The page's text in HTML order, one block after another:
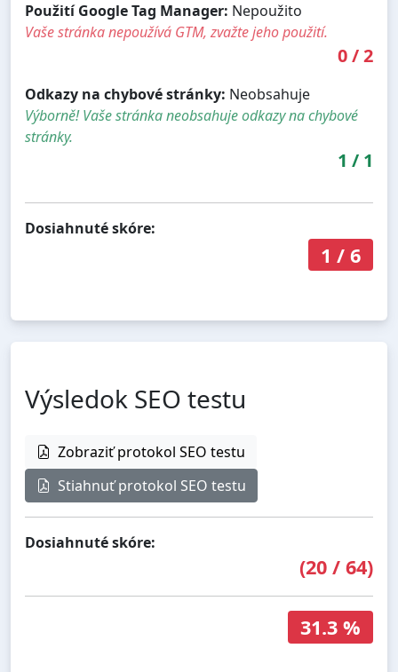
Použití Google Tag Manager: Nepoužito
Vaše stránka nepoužívá GTM, zvažte jeho použití.
0/2
Odkazy na chybové stránky: Neobsahuje
Výborně! Vaše stránka neobsahuje odkazy na chybové
stránky.
1 / 1
Dosiahnuté skóre:
1 / 6
Výsledok SEO testu
Zobraziť protokol SEO testu
Stiahnuť protokol SEO testu
Dosiahnuté skóre:
(20 / 64)
31.3 %